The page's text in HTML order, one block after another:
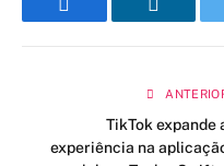
TikTok expande
experiência na